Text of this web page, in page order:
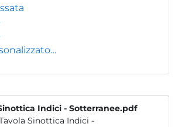
Indici - Sotterranee.pdf
Sinottica Indici -